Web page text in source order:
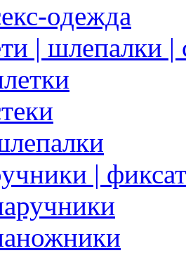
одежда
| шлепалки |
|